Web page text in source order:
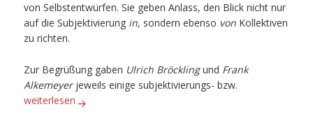
von Selbstentwürfen. Sie geben Anlass, den Blick nicht nur
auf die Subjektivierung in, sondern ebenso von Kollektiven
zu richten.
Zur Begrüßung gaben Ulrich Bröcklingund Frank
Alkemeyerjeweils einige subjektivierungs- bzw.
Subjektivierungsforschung quo vadis? Auf holprigen Wegen
weiterlesen